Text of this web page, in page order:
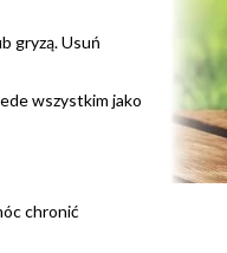
gryzą. Usuń
wszystkim jako
chronić